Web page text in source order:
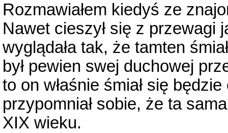
Rozmawiałem kiedyś ze
Nawet cieszył się z przewagi
wyglądała tak, że tamten
był pewien swej duchowej
to on właśnie śmiał się
przypomniał sobie, że ta
XIX wieku.